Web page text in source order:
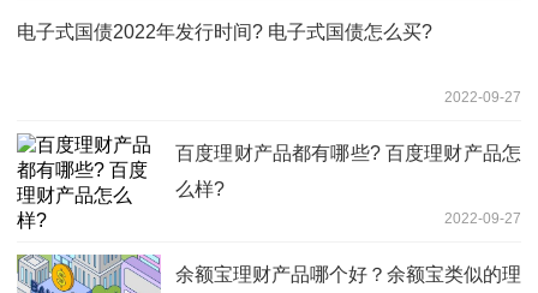
电子式国债2022年发行时间? 电子式国债怎么买?
2022-09-27
百度理财产品都有哪些? 百度理财产品怎
么样?
2022-09-27
余额宝理财产品哪个好？余额宝类似的理